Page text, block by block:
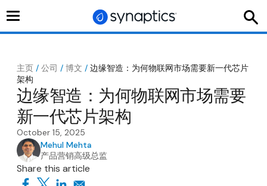
切
主页 / 公司 / 博文 / 边缘智造：为何物联网市场需要新一代芯片
架构
边缘智造：为何物联网市场需要
新一代芯片架构
October 15, 2025
Mehul Mehta
产品营销高级总监
Share this article